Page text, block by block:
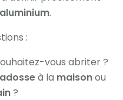
aluminium.
:
vous abriter ?
adosseà la maisonou
?